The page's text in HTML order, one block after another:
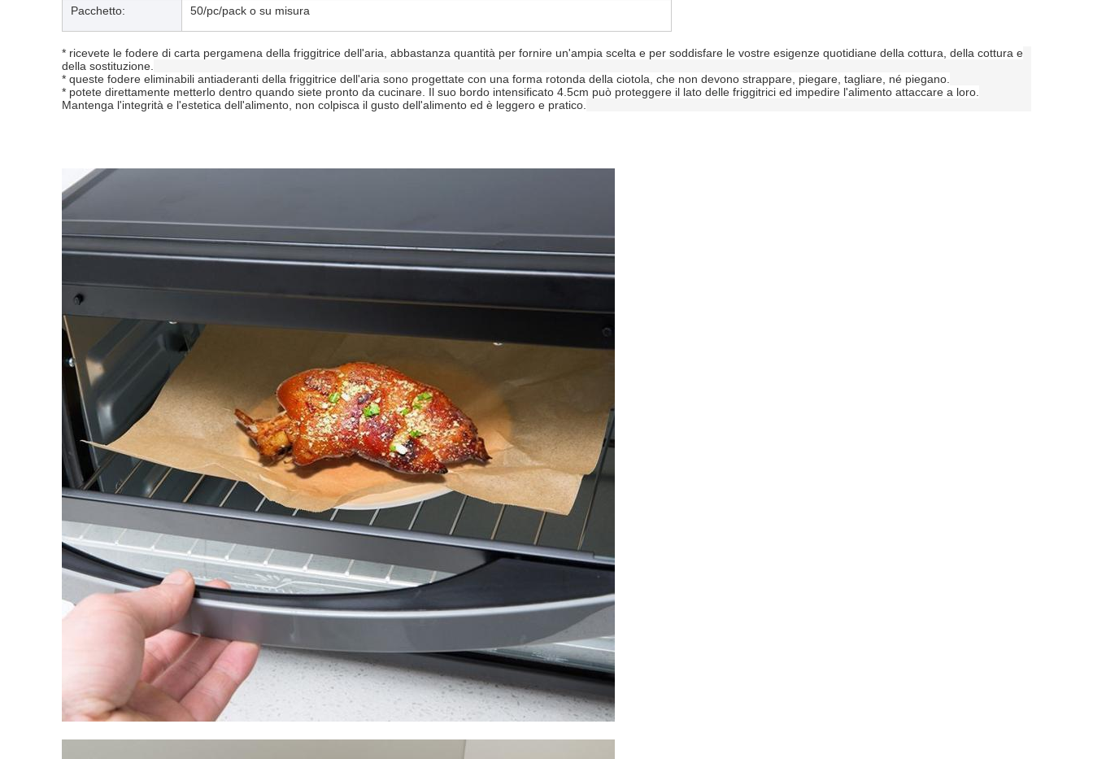
Pacchetto: 50/pc/pack o su misura
* ricevete le fodere di carta pergamena della friggitrice dell'aria, abbastanza quantità per fornire un'ampia scelta e per soddisfare le vostre esigenze quotidiane della cottura, della cottura e
della sostituzione.
* queste fodere eliminabili antiaderanti della friggitrice dell'aria sono progettate con una forma rotonda della ciotola, che non devono strappare, piegare, tagliare, né piegano.
* potete direttamente metterlo dentro quando siete pronto da cucinare. Il suo bordo intensificato 4.5cm può proteggere il lato delle friggitrici ed impedire l'alimento attaccare a loro.
Mantenga l'integrità e l'estetica dell'alimento, non colpisca il gusto dell'alimento ed è leggero e pratico.